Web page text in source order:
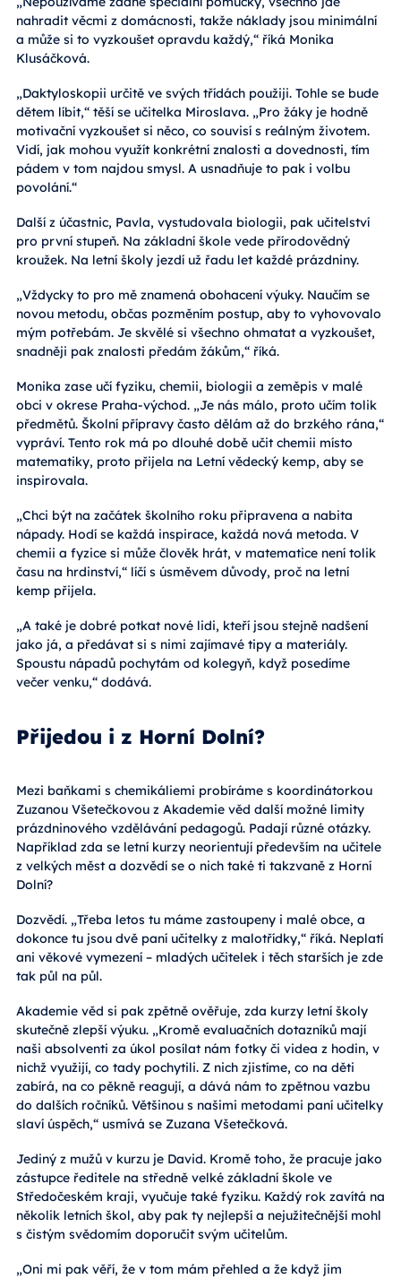
nahradit věcmi z domácnosti, takže náklady jsou minimální
a může si to vyzkoušet opravdu každý,“ říká Monika
Klusáčková.
„Daktyloskopii určitě ve svých třídách použiji. Tohle se bude
dětem líbit,“ těší se učitelka Miroslava. „Pro žáky je hodně
motivační vyzkoušet si něco, co souvisí s reálným životem.
Vidí, jak mohou využít konkrétní znalosti a dovednosti, tím
pádem v tom najdou smysl. A usnadňuje to pak i volbu
povolání.“
Další z účastnic, Pavla, vystudovala biologii, pak učitelství
pro první stupeň. Na základní škole vede přírodovědný
kroužek. Na letní školy jezdí už řadu let každé prázdniny.
„Vždycky to pro mě znamená obohacení výuky. Naučím se
novou metodu, občas pozměním postup, aby to vyhovovalo
mým potřebám. Je skvělé si všechno ohmatat a vyzkoušet,
snadněji pak znalosti předám žákům,“ říká.
Monika zase učí fyziku, chemii, biologii a zeměpis v malé
obci v okrese Praha-východ. „Je nás málo, proto učím tolik
předmětů. Školní přípravy často dělám až do brzkého rána,“
vypráví. Tento rok má po dlouhé době učit chemii místo
matematiky, proto přijela na Letní vědecký kemp, aby se
inspirovala.
„Chci být na začátek školního roku připravena a nabita
nápady. Hodí se každá inspirace, každá nová metoda. V
chemii a fyzice si může člověk hrát, v matematice není tolik
času na hrdinství,“ líčí s úsměvem důvody, proč na letní
kemp přijela.
„A také je dobré potkat nové lidi, kteří jsou stejně nadšení
jako já, a předávat si s nimi zajímavé tipy a materiály.
Spoustu nápadů pochytám od kolegyň, když posedíme
večer venku,“ dodává.
Přijedou i z Horní Dolní?
Mezi baňkami s chemikáliemi probíráme s koordinátorkou
Zuzanou Všetečkovou z Akademie věd další možné limity
prázdninového vzdělávání pedagogů. Padají různé otázky.
Například zda se letní kurzy neorientují především na učitele
z velkých měst a dozvědí se o nich také ti takzvaně z Horní
Dolní?
Dozvědí. „Třeba letos tu máme zastoupeny i malé obce, a
dokonce tu jsou dvě paní učitelky z malotřídky,“ říká. Neplatí
ani věkové vymezení – mladých učitelek i těch starších je zde
tak půl na půl.
Akademie věd si pak zpětně ověřuje, zda kurzy letní školy
skutečně zlepší výuku. „Kromě evaluačních dotazníků mají
naši absolventi za úkol posílat nám fotky či videa z hodin, v
nichž využijí, co tady pochytili. Z nich zjistíme, co na děti
zabírá, na co pěkně reagují, a dává nám to zpětnou vazbu
do dalších ročníků. Většinou s našimi metodami paní učitelky
slaví úspěch,“ usmívá se Zuzana Všetečková.
Jediný z mužů v kurzu je David. Kromě toho, že pracuje jako
zástupce ředitele na středně velké základní škole ve
Středočeském kraji, vyučuje také fyziku. Každý rok zavítá na
několik letních škol, aby pak ty nejlepší a nejužitečnější mohl
s čistým svědomím doporučit svým učitelům.
„Oni mi pak věří, že v tom mám přehled a že když jim